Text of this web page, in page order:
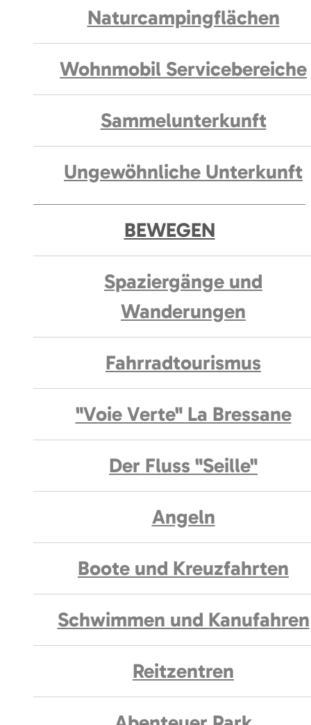
Naturcampingflächen
Wohnmobil Servicebereiche
Sammelunterkunft
Ungewöhnliche Unterkunft
BEWEGEN
Spaziergänge und
Wanderungen
Fahrradtourismus
"Voie Verte" La Bressane
Der Fluss "Seille"
Angeln
Boote und Kreuzfahrten
Schwimmen und Kanufahren
Reitzentren